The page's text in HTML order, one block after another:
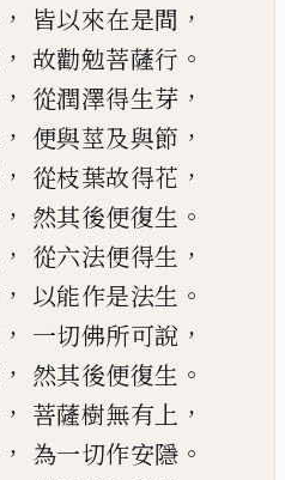
， 皆以來在是間 ，
， 故勸勉菩薩行 。
， 從潤澤得生芽 ，
， 便與莖及與節 ，
， 從枝葉故得花 ，
， 然其後便復生 。
， 從六法便得生 ，
， 以能作是法生 。
， 一切佛所可說 ，
， 然其後便復生 。
， 菩薩樹無有上 ，
， 為一切作安隱 。